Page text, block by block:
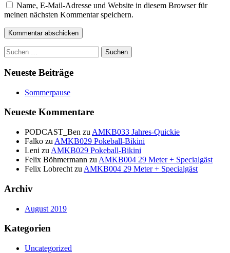
Name, E-Mail-Adresse und Website in diesem Browser für
meinen nächsten Kommentar speichern.
Suchen
nach:
Neueste Beiträge
Sommerpause
Neueste Kommentare
PODCAST_Ben zu AMKB033 Jahres-Quickie
Falko zu AMKB029 Pokeball-Bikini
Leni zu AMKB029 Pokeball-Bikini
Felix Böhmermann zu AMKB004 29 Meter + Specialgäst
Felix Lobrecht zu AMKB004 29 Meter + Specialgäst
Archiv
August 2019
Kategorien
Uncategorized